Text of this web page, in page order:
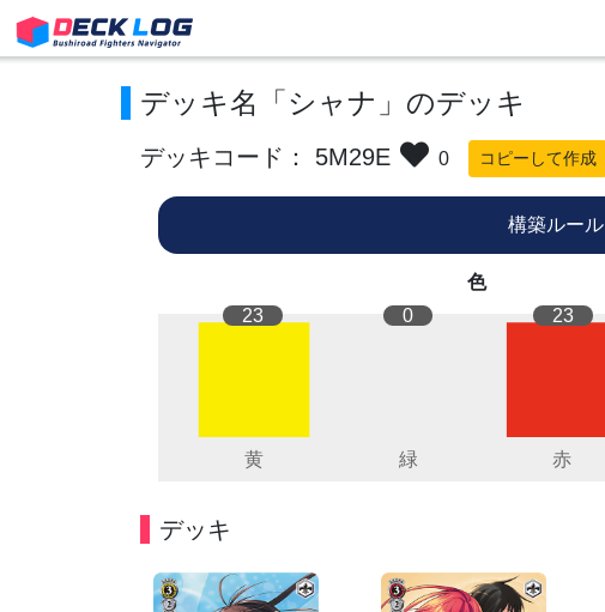
デッキ名「シャナ」のデッキ
デッキコード： 5M29E 0 コピーして作成
構築ルー
色
23
0 23
デッキ